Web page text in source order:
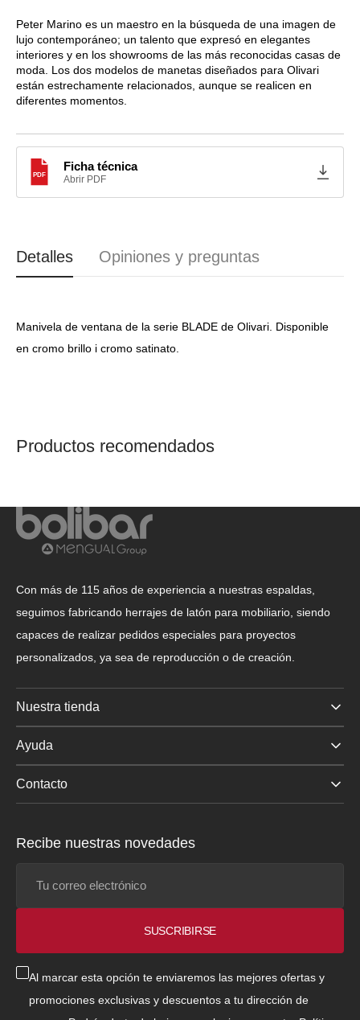
BLADE
de
Olivari
BLADE
de
Olivari
Peter Marino es un maestro en la búsqueda de una imagen de
lujo contemporáneo; un talento que expresó en elegantes
interiores y en los showrooms de las más reconocidas casas de
moda. Los dos modelos de manetas diseñados para Olivari
están estrechamente relacionados, aunque se realicen en
diferentes momentos.
PDF
Ficha técnica
Abrir PDF
Detalles Opiniones y preguntas
Manivela de ventana de la serie BLADE de Olivari. Disponible
en cromo brillo i cromo satinato.
Productos recomendados
Con más de 115 años de experiencia a nuestras espaldas,
seguimos fabricando herrajes de latón para mobiliario, siendo
capaces de realizar pedidos especiales para proyectos
personalizados, ya sea de reproducción o de creación.
Nuestra tienda
Ayuda
Contacto
Recibe nuestras novedades
SUSCRIBIRSE
Al marcar esta opción te enviaremos las mejores ofertas y
promociones exclusivas y descuentos a tu dirección de